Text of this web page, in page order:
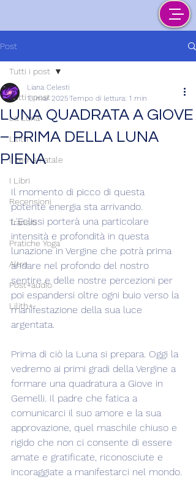
Post
Tutti i post
La Luna
Lilith
Il tema natale
I Libri
Recensioni
Transiti
Pratiche Yoga
Altro
Post+audio
Lilith+
Tutti i post
LUNA QUADRATA A GIOVE
– PRIMA DELLA LUNA
PIENA
Liana Celesti
13 mar 2025Tempo di lettura: 1 min
Il momento di picco di questa
potente energia sta arrivando.
L'Eclissi porterà una particolare
intensità e profondità in questa
lunazione in Vergine che potrà prima
andare nel profondo del nostro
sentire e delle nostre percezioni per
poi espandersi oltre ogni buio verso la
manifestazione della sua luce
argentata.
Prima di ciò la Luna si prepara. Oggi la
vedremo ai primi gradi della Vergine a
formare una quadratura a Giove in
Gemelli. Il padre che fatica a
comunicarci il suo amore e la sua
approvazione, quel maschile chiuso e
rigido che non ci consente di essere
amate e gratificate, riconosciute e
incoraggiate a manifestarci nel mondo.